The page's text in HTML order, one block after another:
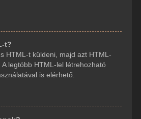
t?
HTML-t küldeni, majd azt HTML-
legtöbb HTML-lel létrehozható
is elérhető.